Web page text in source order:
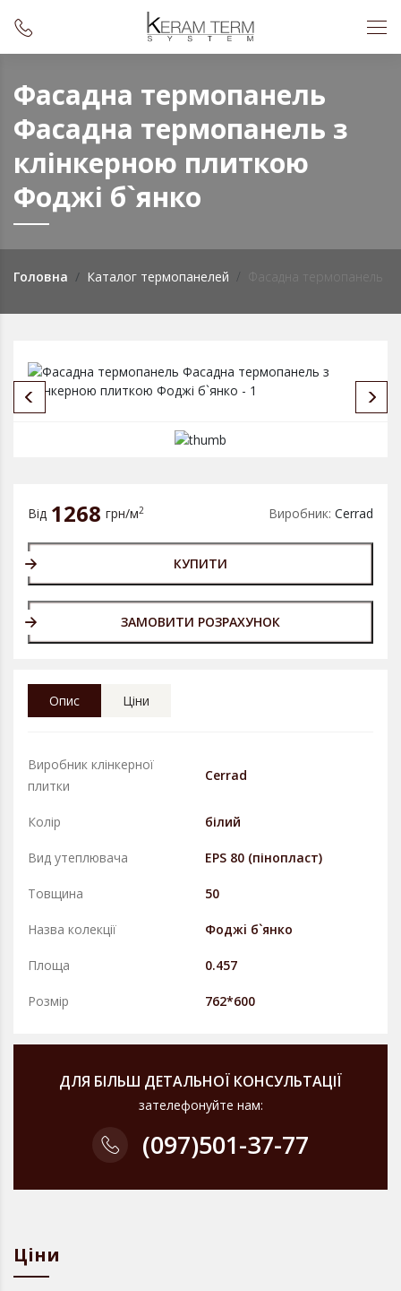
Фасадна термопанель
Фасадна термопанель з
клінкерною плиткою
Фоджi б`янко
Головна Каталог термопанелей Фасадна термопанель з
Від 1268 грн/м2 Виробник: Cerrad
КУПИТИ
ЗАМОВИТИ РОЗРАХУНОК
Опис Ціни
Виробник клінкерної
плитки
Cerrad
Колір білий
Вид утеплювача EPS 80 (пінопласт)
Товщина 50
Назва колекції Фоджi б`янко
Площа 0.457
Розмір 762*600
ДЛЯ БІЛЬШ ДЕТАЛЬНОЇ КОНСУЛЬТАЦІЇ
зателефонуйте нам:
(097)501-37-77
Ціни